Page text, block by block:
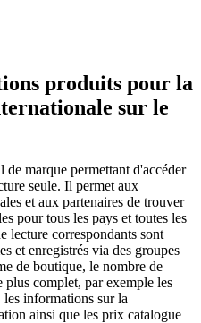
produits pour la
sur le
marque permettant d'accéder
seule. Il permet aux
et aux partenaires de trouver
pour tous les pays et toutes les
lecture correspondants sont
et enregistrés via des groupes
de boutique, le nombre de
complet, par exemple les
informations sur la
ainsi que les prix catalogue